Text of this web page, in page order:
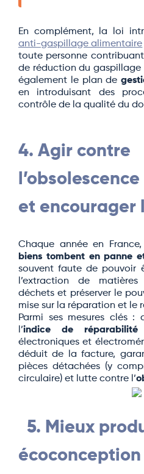
En complément, la loi
anti-gaspillage alimentaire
toute personne
de réduction du gaspillage
également le plan de
en introduisant des
contrôle de la qualité du
4. Agir contre
et encourager
Chaque année en
biens tombent en panne
souvent faute de pouvoir
l’extraction de
déchets et préserver le
mise sur la réparation et le
Parmi ses mesures clés
l’indice de réparabilité
électroniques et
déduit de la facture,
pièces détachées (y
circulaire) et lutte contre l’
5. Mieux
écoconception